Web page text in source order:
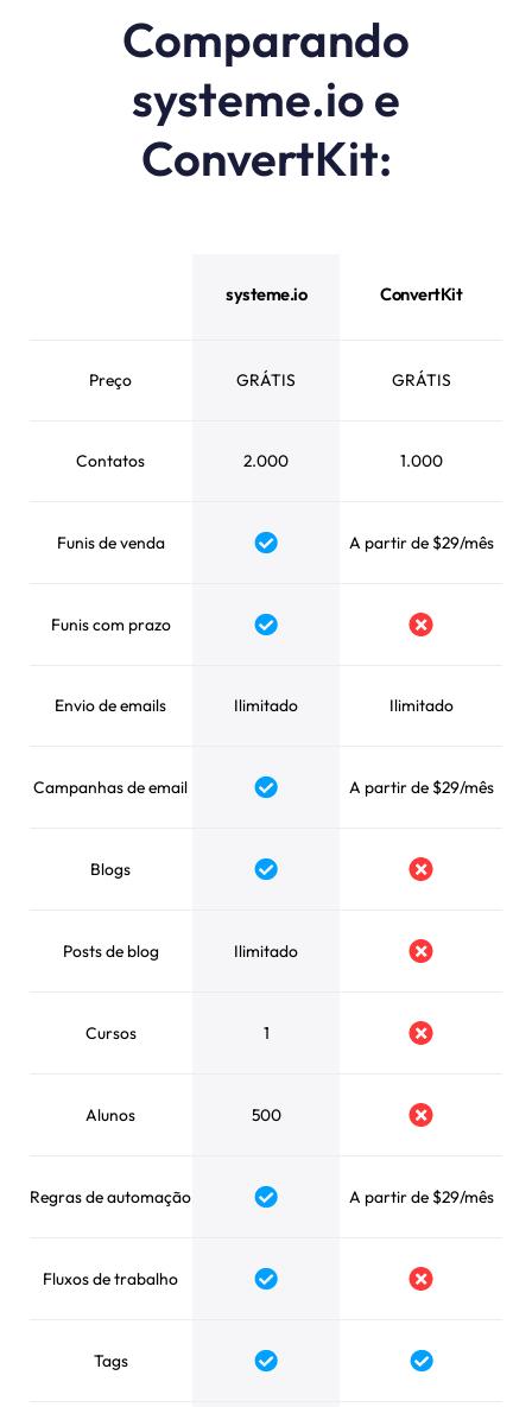
Comparando
systeme.io e
ConvertKit:
systeme.io ConvertKit
Preço GRÁTIS GRÁTIS
Contatos 2.000 1.000
Funis de venda A partir de $29/mês
Funis com prazo
Envio de emails Ilimitado Ilimitado
Campanhas de email A partir de $29/mês
Blogs
Posts de blog Ilimitado
Cursos 1
Alunos 500
Regras de automação A partir de $29/mês
Fluxos de trabalho
Tags